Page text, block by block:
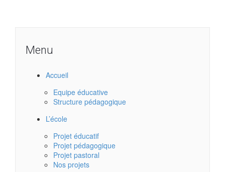
Menu
Accueil
Equipe éducative
Structure pédagogique
L’école
Projet éducatif
Projet pédagogique
Projet pastoral
Nos projets